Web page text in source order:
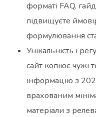
форматі FAQ,
підвищуєте
формулювання
Унікальність і
сайт копіює чужі
інформацію з
врахованим
матеріали з